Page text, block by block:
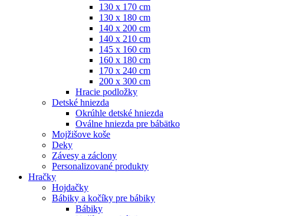
130 x 170 cm
130 x 180 cm
140 x 200 cm
140 x 210 cm
145 x 160 cm
160 x 180 cm
170 x 240 cm
200 x 300 cm
Hracie podložky
Detské hniezda
Okrúhle detské hniezda
Oválne hniezda pre bábätko
Mojžišove koše
Deky
Závesy a záclony
Personalizované produkty
Hračky
Hojdačky
Bábiky a kočíky pre bábiky
Bábiky